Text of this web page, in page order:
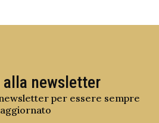
newsletter
per essere sempre
aggiornato